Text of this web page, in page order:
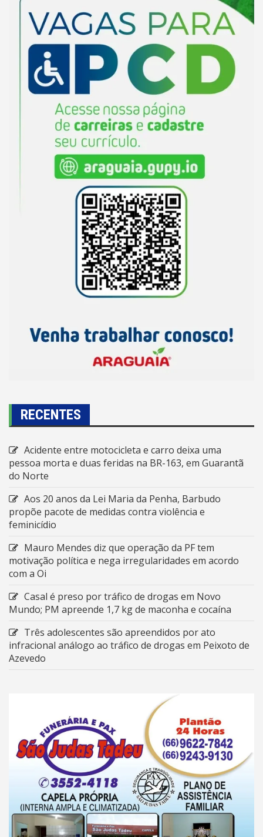
RECENTES
Acidente entre motocicleta e carro deixa uma
pessoa morta e duas feridas na BR-163, em Guarantã
do Norte
Aos 20 anos da Lei Maria da Penha, Barbudo
propõe pacote de medidas contra violência e
feminicídio
Mauro Mendes diz que operação da PF tem
motivação política e nega irregularidades em acordo
com a Oi
Casal é preso por tráfico de drogas em Novo
Mundo; PM apreende 1,7 kg de maconha e cocaína
Três adolescentes são apreendidos por ato
infracional análogo ao tráfico de drogas em Peixoto de
Azevedo